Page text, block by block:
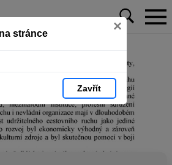
stránce ×
Zavřít